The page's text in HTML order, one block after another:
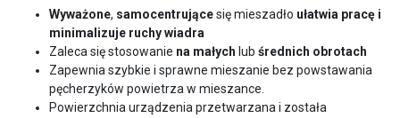
Wyważone, samocentrującesię mieszadło ułatwia pracę i
minimalizuje ruchy wiadra
Zaleca się stosowanie na małych lub średnich obrotach
Zapewnia szybkie i sprawne mieszanie bez powstawania
pęcherzyków powietrza w mieszance.
Powierzchnia urządzenia przetwarzana i została